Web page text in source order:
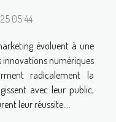
05:44
évoluent à une
innovations numériques
radicalement la
avec leur public,
leur réussite....